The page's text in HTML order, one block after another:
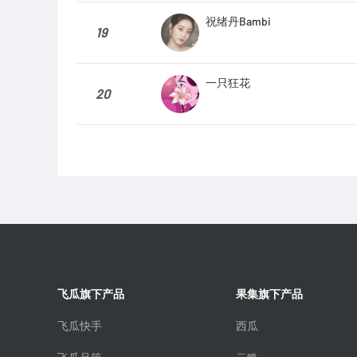
19
祝绪丹Bambi
20
一只狂花
飞瓜旗下产品
飞瓜快手
果集旗下产品
西瓜